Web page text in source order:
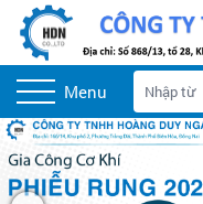
Menu